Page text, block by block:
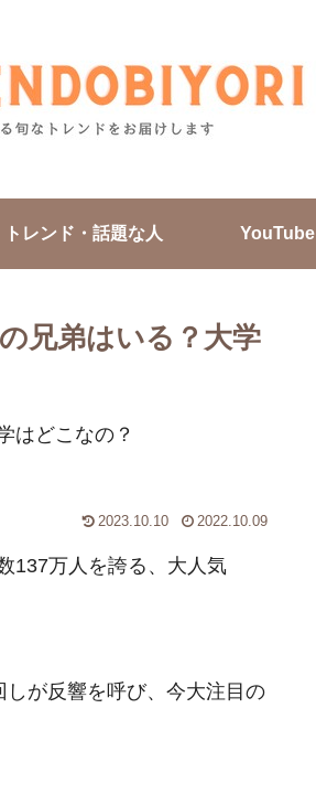
トレンド・話題な人 YouTube
兄弟はいる？大学
2023.10.10 2022.10.09
137万人を誇る、大人気
が反響を呼び、今大注目の